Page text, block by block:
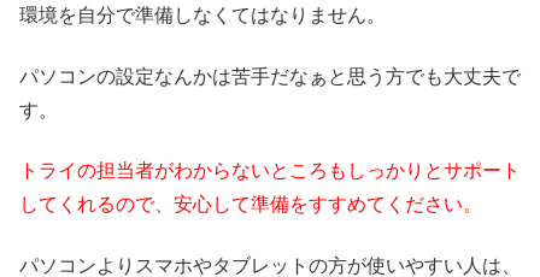
環境を自分で準備しなくてはなりません。
パソコンの設定なんかは苦手だなぁと思う方でも大丈夫で
す。
トライの担当者がわからないところもしっかりとサポート
してくれるので、安心して準備をすすめてください。
パソコンよりスマホやタブレットの方が使いやすい人は、